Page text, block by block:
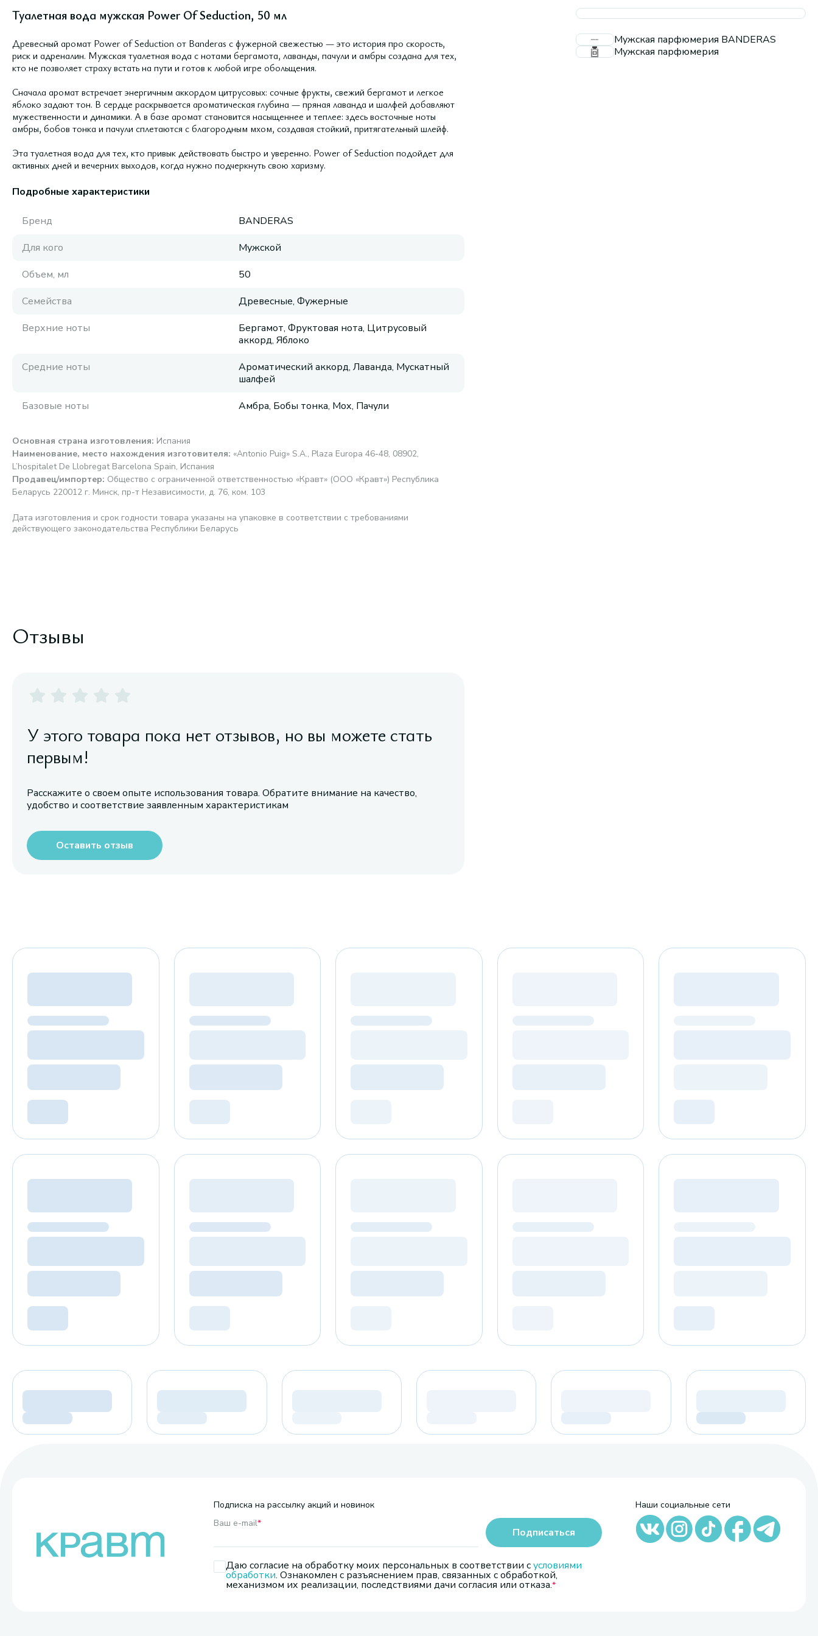
Туалетная вода мужская Power Of Seduction, 50 мл
Древесный аромат Power of Seduction от Banderas с фужерной свежестью — это история про скорость,
риск и адреналин. Мужская туалетная вода с нотами бергамота, лаванды, пачули и амбры создана для тех,
кто не позволяет страху встать на пути и готов к любой игре обольщения.
Сначала аромат встречает энергичным аккордом цитрусовых: сочные фрукты, свежий бергамот и легкое
яблоко задают тон. В сердце раскрывается ароматическая глубина — пряная лаванда и шалфей добавляют
мужественности и динамики. А в базе аромат становится насыщеннее и теплее: здесь восточные ноты
амбры, бобов тонка и пачули сплетаются с благородным мхом, создавая стойкий, притягательный шлейф.
Эта туалетная вода для тех, кто привык действовать быстро и уверенно. Power of Seduction подойдет для
активных дней и вечерних выходов, когда нужно подчеркнуть свою харизму.
Подробные характеристики
Бренд
BANDERAS
Для кого
Мужской
Объем, мл
50
Семейства
Древесные, Фужерные
Верхние ноты
Бергамот, Фруктовая нота, Цитрусовый
аккорд, Яблоко
Средние ноты
Ароматический аккорд, Лаванда, Мускатный
шалфей
Базовые ноты
Амбра, Бобы тонка, Мох, Пачули
Основная страна изготовления: Испания
Наименование, место нахождения изготовителя: «Antonio Puig» S.A., Plaza Europa 46-48, 08902,
L’hospitalet De Llobregat Barcelona Spain, Испания
Продавец/импортер: Общество с ограниченной ответственностью «Кравт» (ООО «Кравт») Республика
Беларусь 220012 г. Минск, пр-т Независимости, д. 76, ком. 103
Дата изготовления и срок годности товара указаны на упаковке в соответствии с требованиями
действующего законодательства Республики Беларусь
Мужская парфюмерия BANDERAS
Мужская парфюмерия
Отзывы
У этого товара пока нет отзывов, но вы можете стать
первым!
Расскажите о своем опыте использования товара. Обратите внимание на качество,
удобство и соответствие заявленным характеристикам
Оставить отзыв
Подписка на рассылку акций и новинок
Ваш e-mail*
Даю согласие на обработку моих персональных в соответствии сусловиями
обработки. Ознакомлен с разъяснением прав, связанных с обработкой,
механизмом их реализации, последствиями дачи согласия или отказа.
Подписаться
Наши социальные сети